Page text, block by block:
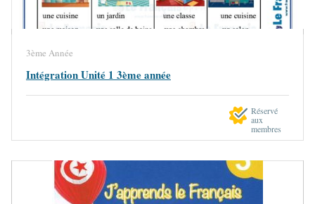
3ème Année
Intégration Unité 1 3ème année
Réservé
aux
membres